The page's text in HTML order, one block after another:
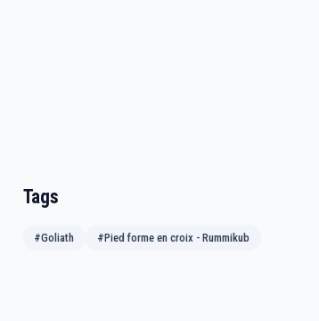
Tags
#Goliath #Pied forme en croix - Rummikub